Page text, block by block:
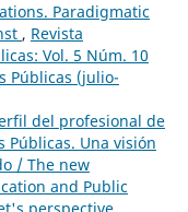
Paradigmatic
, Revista
Vol. 5 Núm. 10
Públicas (julio-
del profesional de
Públicas. Una visión
/ The new
and Public